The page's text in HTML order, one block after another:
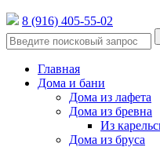
8 (916) 405-55-02
Главная
Дома и бани
Дома из лафета
Дома из бревна
Из
Дома из бруса